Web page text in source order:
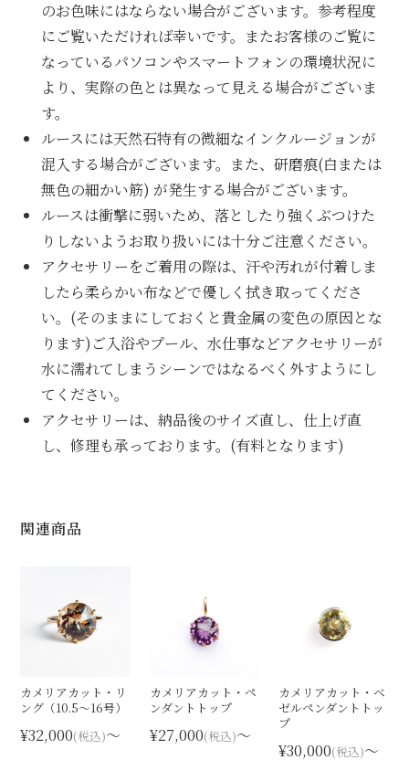
のお色味にはならない場合がございます。参考程度
にご覧いただければ幸いです。またお客様のご覧に
なっているパソコンやスマートフォンの環境状況に
より、実際の色とは異なって見える場合がございま
す。
ルースには天然石特有の微細なインクルージョンが
混入する場合がございます。また、研磨痕(白または
無色の細かい筋) が発生する場合がございます。
ルースは衝撃に弱いため、落としたり強くぶつけた
りしないようお取り扱いには十分ご注意ください。
アクセサリーをご着用の際は、汗や汚れが付着しま
したら柔らかい布などで優しく拭き取ってくださ
い。(そのままにしておくと貴金属の変色の原因とな
ります)ご入浴やプール、水仕事などアクセサリーが
水に濡れてしまうシーンではなるべく外すようにし
てください。
アクセサリーは、納品後のサイズ直し、仕上げ直
し、修理も承っております。(有料となります)
関連商品
カメリアカット・リ
ング（10.5〜16号）
¥32,000(税込)〜
カメリアカット・ペ
ンダントトップ
¥27,000(税込)〜
カメリアカット・ベ
ゼルペンダントトッ
プ
¥30,000(税込)〜